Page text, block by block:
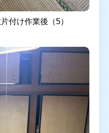
付け作業後（5）